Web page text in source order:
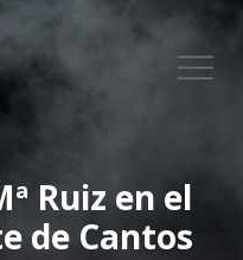
Ruiz en el
de Cantos